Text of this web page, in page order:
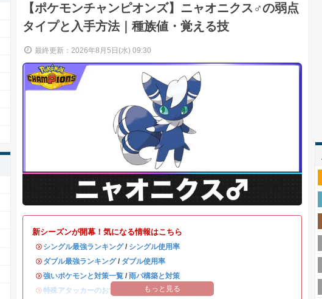
【ポケモンチャンピオンズ】ニャオニクス♂の弱点
タイプと入手方法｜種族値・覚える技
最終更新：2026年8月5日(水) 09:30
新シーズンが開幕！気になる情報はこちら
・ シングル最強ランキング/ シングル使用率
・ ダブル最強ランキング/ ダブル使用率
・強いポケモンと対策一覧 / 雨パ構築と対策
・特殊アタッカーのおすすめランキング
もっと見る